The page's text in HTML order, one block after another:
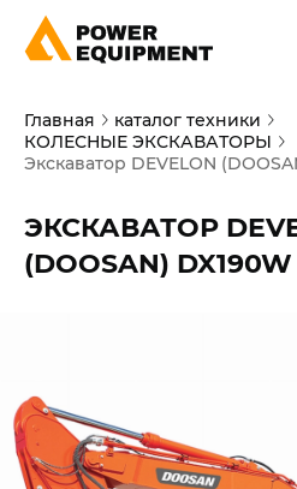
Главная
каталог техники
КОЛЕСНЫЕ ЭКСКАВАТОРЫ
Экскаватор DEVELON
ЭКСКАВАТОР
(DOOSAN) DX190W